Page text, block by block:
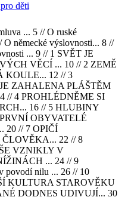
děti
... 5 // O ruské
O německé výslovnosti... 8 //
... 9 // 1 SVĚT JE
VĚCÍ ... 10 // 2 ZEMĚ
KOULE... 12 // 3
ZAHALENA PLÁŠTĚM
// 4 PROHLÉDNĚME SI
16 // 5 HLUBINY
OBYVATELÉ
20 // 7 OPIČÍ
22 // 8
VZNIKLY V
... 24 // 9
povodí nilu ... 26 // 10
KULTURA STAROVĚKU
DODNES UDIVUJÍ... 30